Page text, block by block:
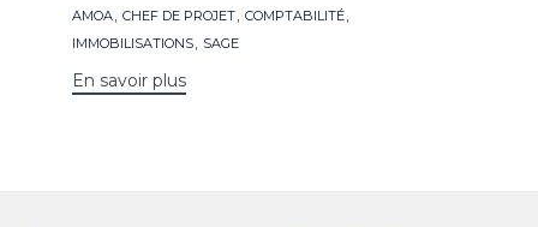
Mots
clés
AMOA, CHEF DE PROJET, COMPTABILITÉ,
IMMOBILISATIONS, SAGE
En savoir plus